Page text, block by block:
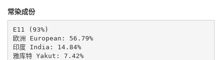
常染成份
E11 (93%)
欧洲 European: 56.79%
印度 India: 14.84%
雅库特 Yakut: 7.42%